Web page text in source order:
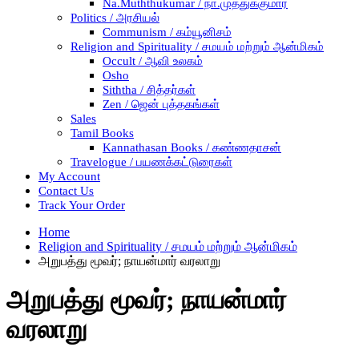
Na.Muththukumar / நா.முத்துக்குமார்
Politics / அரசியல்
Communism / கம்யூனிசம்
Religion and Spirituality / சமயம் மற்றும் ஆன்மிகம்
Occult / ஆவி உலகம்
Osho
Siththa / சித்தர்கள்
Zen / ஜென் புத்தகங்கள்
Sales
Tamil Books
Kannathasan Books / கண்ணதாசன்
Travelogue / பயணக்கட்டுரைகள்
My Account
Contact Us
Track Your Order
Home
Religion and Spirituality / சமயம் மற்றும் ஆன்மிகம்
அறுபத்து மூவர்; நாயன்மார் வரலாறு
அறுபத்து மூவர்; நாயன்மார்
வரலாறு